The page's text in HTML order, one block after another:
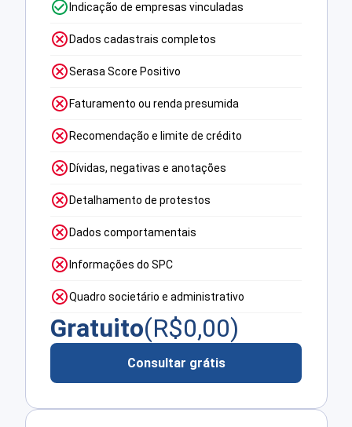
Indicação de empresas vinculadas
Dados cadastrais completos
Serasa Score Positivo
Faturamento ou renda presumida
Recomendação e limite de crédito
Dívidas, negativas e anotações
Detalhamento de protestos
Dados comportamentais
Informações do SPC
Quadro societário e administrativo
Gratuito(R$0,00)
Consultar grátis